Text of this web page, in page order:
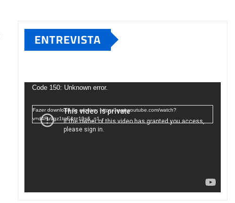
ENTREVISTA
deCode 150: Unknown error.
Fazer download do arquivo: https://www.youtube.com/watch?
v=d4Fu9gz1tqE&t=19s&_=1